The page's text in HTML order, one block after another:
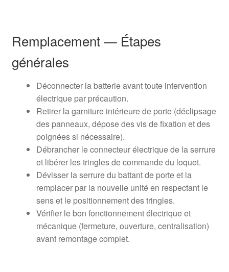
Remplacement — Étapes
générales
Déconnecter la batterie avant toute intervention
électrique par précaution.
Retirer la garniture intérieure de porte (déclipsage
des panneaux, dépose des vis de fixation et des
poignées si nécessaire).
Débrancher le connecteur électrique de la serrure
et libérer les tringles de commande du loquet.
Dévisser la serrure du battant de porte et la
remplacer par la nouvelle unité en respectant le
sens et le positionnement des tringles.
Vérifier le bon fonctionnement électrique et
mécanique (fermeture, ouverture, centralisation)
avant remontage complet.